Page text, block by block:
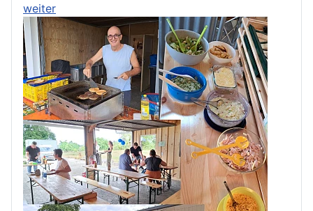
weiter